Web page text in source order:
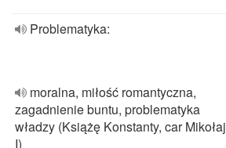
Problematyka:
moralna, miłość romantyczna,
zagadnienie buntu, problematyka
władzy (Książę Konstanty, car Mikołaj
I)